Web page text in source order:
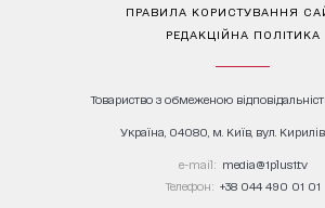
ПРАВИЛА КОРИСТУВАННЯ
РЕДАКЦІЙНА ПОЛІТИКА
Товариство з обмеженою
Україна, 04080, м. Київ, вул.
е-mail: media@1plus1.tv
Телефон: +38 044 490 01 01